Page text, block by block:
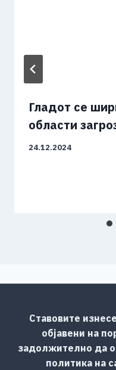
Гладот ​​се
области
24.12.2024
Ставовите
објавени на
задолжително да
политика на